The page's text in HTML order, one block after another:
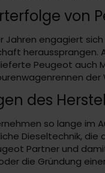
von
Jahren engagiert
heraussprangen.
Peugeot auch
der
des
so lange im
Dieseltechnik, die
Partner und
die Gründung